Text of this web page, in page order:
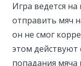
Игра ведется на
отправить мяч
он не смог
этом действуют
попадания